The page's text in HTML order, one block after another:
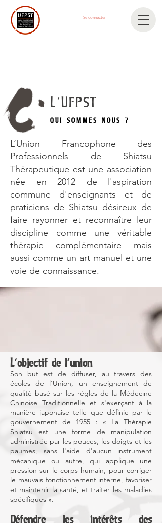
Se connecter
L'UFPST
QUI SOMMES NOUS ?
L’Union Francophone des
Professionnels de Shiatsu
Thérapeutique est une association
née en 2012 de l'aspiration
commune d'enseignants et de
praticiens de Shiatsu désireux de
faire rayonner et reconnaître leur
discipline comme une véritable
thérapie complémentaire mais
aussi comme un art manuel et une
voie de connaissance.
L'objectif de l'union
Son but est de diffuser, au travers des
écoles de l'Union, un enseignement de
qualité basé sur les règles de la Médecine
Chinoise Traditionnelle et s'exerçant à la
manière japonaise telle que définie par le
gouvernement de 1955 : « La Thérapie
Shiatsu est une forme de manipulation
administrée par les pouces, les doigts et les
paumes, sans l'aide d'aucun instrument
mécanique ou autre, qui applique une
pression sur le corps humain, pour corriger
le mauvais fonctionnement interne, favoriser
et maintenir la santé, et traiter les maladies
spécifiques ».
Défendre les intérêts des